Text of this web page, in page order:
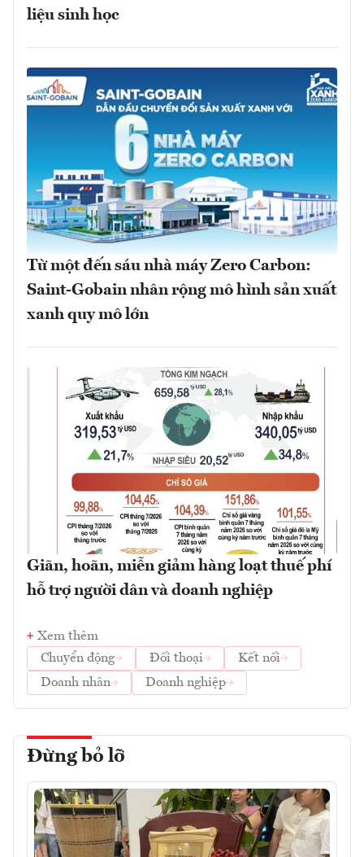
liệu sinh học
Từ một đến sáu nhà máy Zero Carbon:
Saint-Gobain nhân rộng mô hình sản xuất
xanh quy mô lớn
Giãn, hoãn, miễn giảm hàng loạt thuế phí
hỗ trợ người dân và doanh nghiệp
Xem thêm
Chuyển động
Đối thoại
Kết nối
Doanh nhân
Doanh nghiệp
Đừng bỏ lỡ